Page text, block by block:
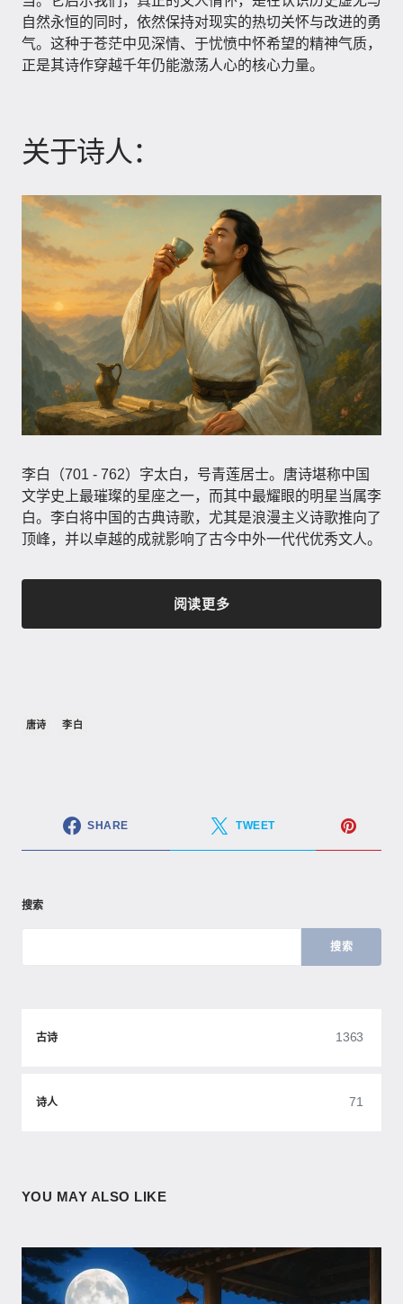
自然永恒的同时，依然保持对现实的热切关怀与改进的勇
气。这种于苍茫中见深情、于忧愤中怀希望的精神气质，
正是其诗作穿越千年仍能激荡人心的核心力量。
关于诗人：
李白（701 - 762）字太白，号青莲居士。唐诗堪称中国
文学史上最璀璨的星座之一，而其中最耀眼的明星当属李
白。李白将中国的古典诗歌，尤其是浪漫主义诗歌推向了
顶峰，并以卓越的成就影响了古今中外一代代优秀文人。
阅读更多
唐诗 李白
SHARE TWEET
搜索
搜索
古诗 1363
诗人 71
YOU MAY ALSO LIKE